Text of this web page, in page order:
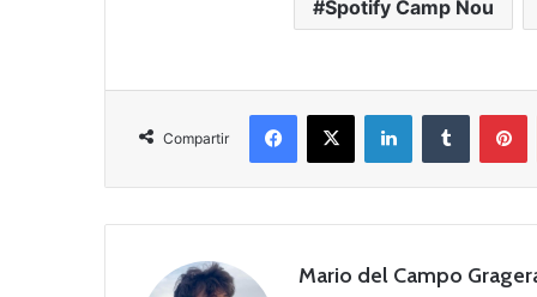
Spotify Camp Nou
Compartir
Mario del Campo